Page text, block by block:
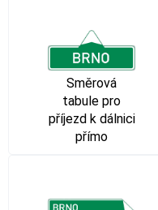
Směrová
tabule pro
příjezd k dálnici
přímo